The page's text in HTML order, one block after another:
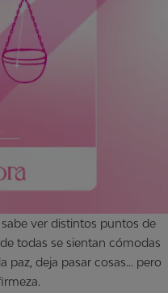
ver distintos puntos de
todas se sientan cómodas
paz, deja pasar cosas… pero